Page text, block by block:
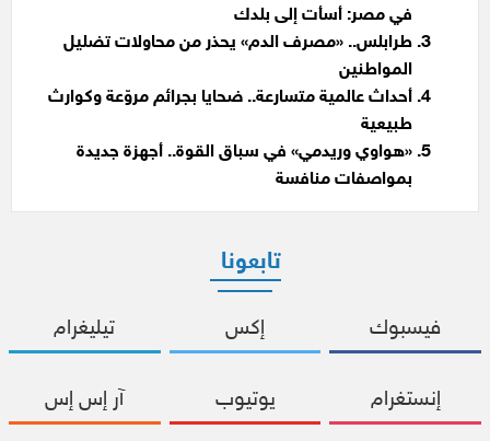
في مصر: أسأت إلى بلدك
طرابلس.. «مصرف الدم» يحذر من محاولات تضليل
المواطنين
أحداث عالمية متسارعة.. ضحايا بجرائم مروّعة وكوارث
طبيعية
«هواوي وريدمي» في سباق القوة.. أجهزة جديدة
بمواصفات منافسة
تابعونا
فيسبوك إكس تيليغرام
إنستغرام يوتيوب آر إس إس